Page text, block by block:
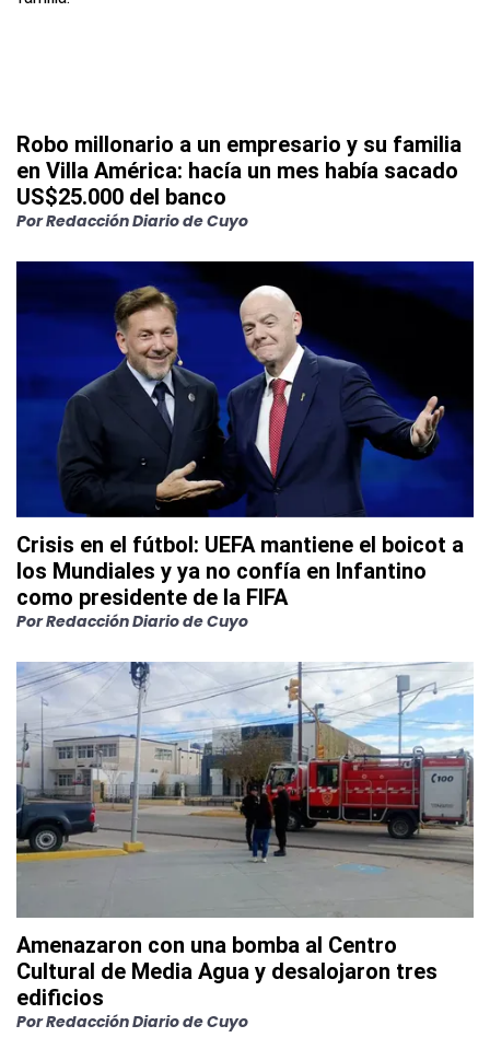
Robo millonario a un empresario y su familia
en Villa América: hacía un mes había sacado
US$25.000 del banco
PorRedacción Diario de Cuyo
Crisis en el fútbol: UEFA mantiene el boicot a
los Mundiales y ya no confía en Infantino
como presidente de la FIFA
PorRedacción Diario de Cuyo
Amenazaron con una bomba al Centro
Cultural de Media Agua y desalojaron tres
edificios
PorRedacción Diario de Cuyo